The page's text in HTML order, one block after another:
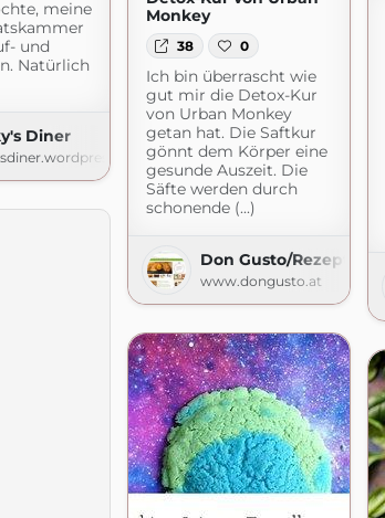
meine
und
Natürlich
Diner
Monkey
38 0
Ich bin überrascht wie
gut mir die Detox-Kur
von Urban Monkey
getan hat. Die Saftkur
gönnt dem Körper eine
gesunde Auszeit. Die
Säfte werden durch
schonende (...)
Don Gusto/Rezepte
www.dongusto.at